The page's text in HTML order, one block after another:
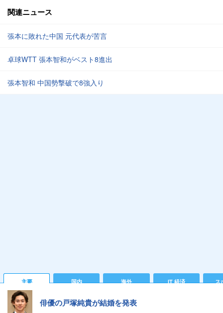
関連ニュース
張本に敗れた中国 元代表が苦言
卓球WTT 張本智和がベスト8進出
張本智和 中国勢撃破で8強入り
主要 国内 海外 IT 経済 ス
俳優の戸塚純貴が結婚を発表